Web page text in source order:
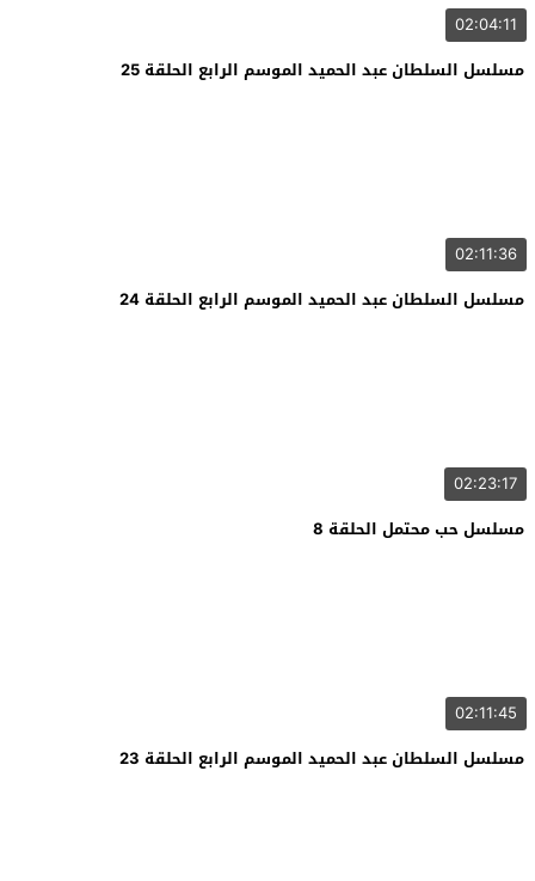
02:04:11
مسلسل السلطان عبد الحميد الموسم الرابع الحلقة 25
02:11:36
مسلسل السلطان عبد الحميد الموسم الرابع الحلقة 24
02:23:17
مسلسل حب محتمل الحلقة 8
02:11:45
مسلسل السلطان عبد الحميد الموسم الرابع الحلقة 23